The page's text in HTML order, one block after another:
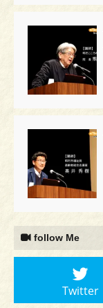
follow Me
Twitter